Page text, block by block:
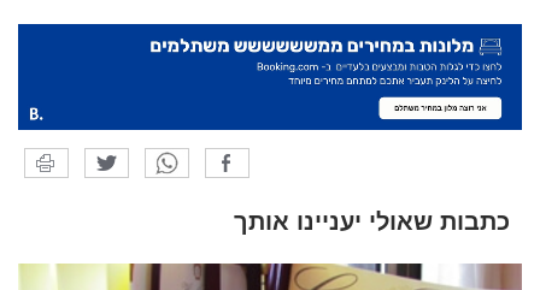
כתבות שאולי יעניינו אותך